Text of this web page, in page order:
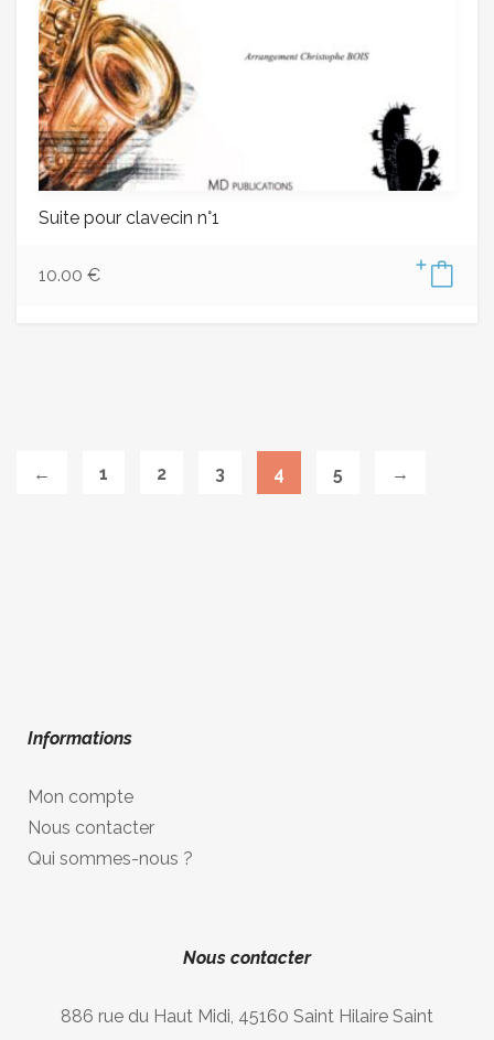
Suite pour clavecin n°1
10.00 €
← 1 2 3 4 5 →
Informations
Mon compte
Nous contacter
Qui sommes-nous ?
Nous contacter
886 rue du Haut Midi, 45160 Saint Hilaire Saint